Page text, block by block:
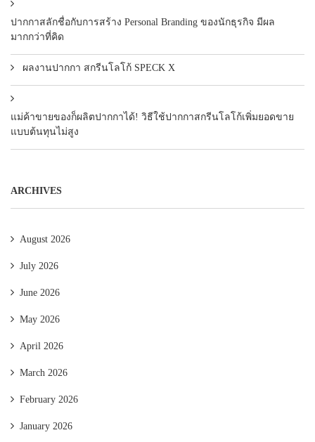
ปากกาสลักชื่อกับการสร้าง Personal Branding ของนักธุรกิจ มีผล
มากกว่าที่คิด
ผลงานปากกา สกรีนโลโก้ SPECK X
แม่ค้าขายของก็ผลิตปากกาได้! วิธีใช้ปากกาสกรีนโลโก้เพิ่มยอดขาย
แบบต้นทุนไม่สูง
ARCHIVES
August 2026
July 2026
June 2026
May 2026
April 2026
March 2026
February 2026
January 2026